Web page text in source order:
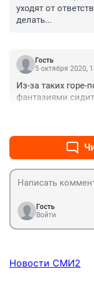
уходят от
делать...
Гость
5 октября 2020,
Из-за таких
фантазиями
Гость
Войти
Новости СМИ2